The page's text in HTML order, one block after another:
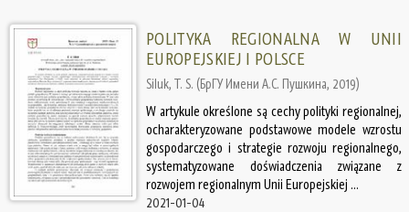
POLITYKA REGIONALNA W UNII
EUROPEJSKIEJ I POLSCE
Siluk, T. S. (БрГУ Имени А.С. Пушкина, 2019)
W artykule określone są cechy polityki regionalnej,
ocharakteryzowane podstawowe modele wzrostu
gospodarczego i strategie rozwoju regionalnego,
systematyzowane doświadczenia związane z
rozwojem regionalnym Unii Europejskiej ...
2021-01-04